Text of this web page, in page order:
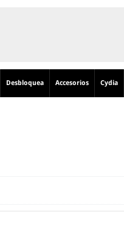
Desbloquea Accesorios Cydia